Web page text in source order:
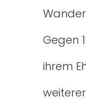
Gegen
ihrem